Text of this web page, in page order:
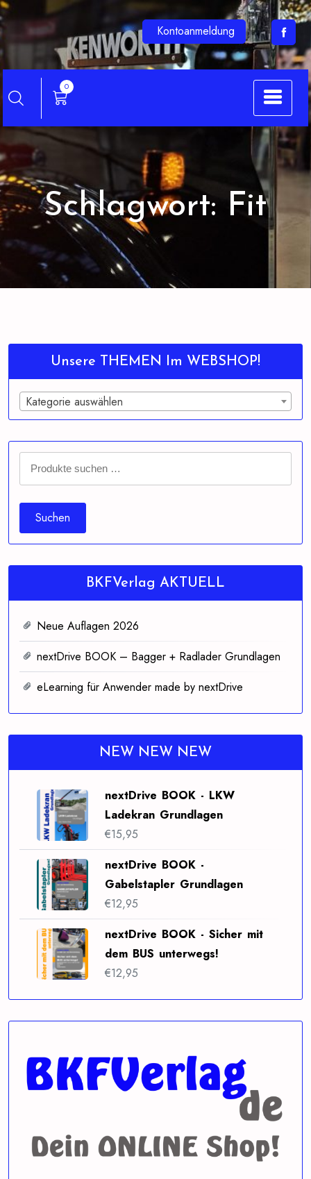
Zum
Inhalt
springen
BKFVerlag.de
Kontoanmeldung
0
Schlagwort: Fit
Unsere THEMEN Im WEBSHOP!
Kategorie auswählen
Suchen
nach:
Suchen
BKFVerlag AKTUELL
Neue Auflagen 2026
nextDrive BOOK – Bagger + Radlader Grundlagen
eLearning für Anwender made by nextDrive
NEW NEW NEW
nextDrive BOOK - LKW
Ladekran Grundlagen
€15,95
nextDrive BOOK -
Gabelstapler Grundlagen
€12,95
nextDrive BOOK - Sicher mit
dem BUS unterwegs!
€12,95